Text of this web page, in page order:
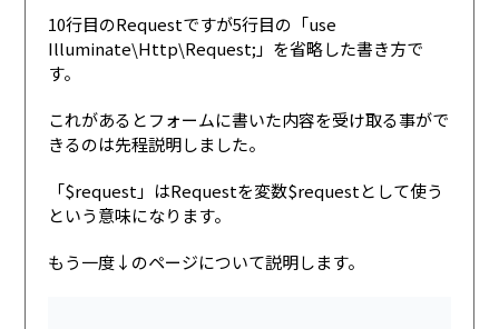
10行目のRequestですが5行目の「use
Illuminate\Http\Request;」を省略した書き方で
す。
これがあるとフォームに書いた内容を受け取る事がで
きるのは先程説明しました。
「$request」はRequestを変数$requestとして使う
という意味になります。
もう一度↓のページについて説明します。